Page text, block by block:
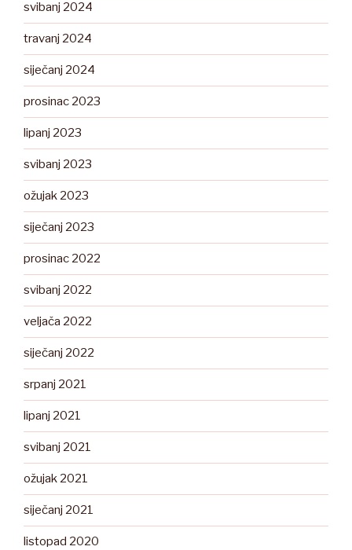
svibanj 2024
travanj 2024
siječanj 2024
prosinac 2023
lipanj 2023
svibanj 2023
ožujak 2023
siječanj 2023
prosinac 2022
svibanj 2022
veljača 2022
siječanj 2022
srpanj 2021
lipanj 2021
svibanj 2021
ožujak 2021
siječanj 2021
listopad 2020